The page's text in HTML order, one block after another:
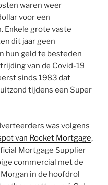
waren weer
voor een
Enkele grote vaste
dit jaar geen
hun geld te besteden
van de Covid-19
sinds 1983 dat
tijdens een Super
was volgens
van Rocket Mortgage,
Mortgage Supplier
commercial met de
in de hoofdrol